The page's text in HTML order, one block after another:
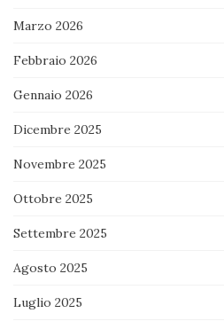
Marzo 2026
Febbraio 2026
Gennaio 2026
Dicembre 2025
Novembre 2025
Ottobre 2025
Settembre 2025
Agosto 2025
Luglio 2025